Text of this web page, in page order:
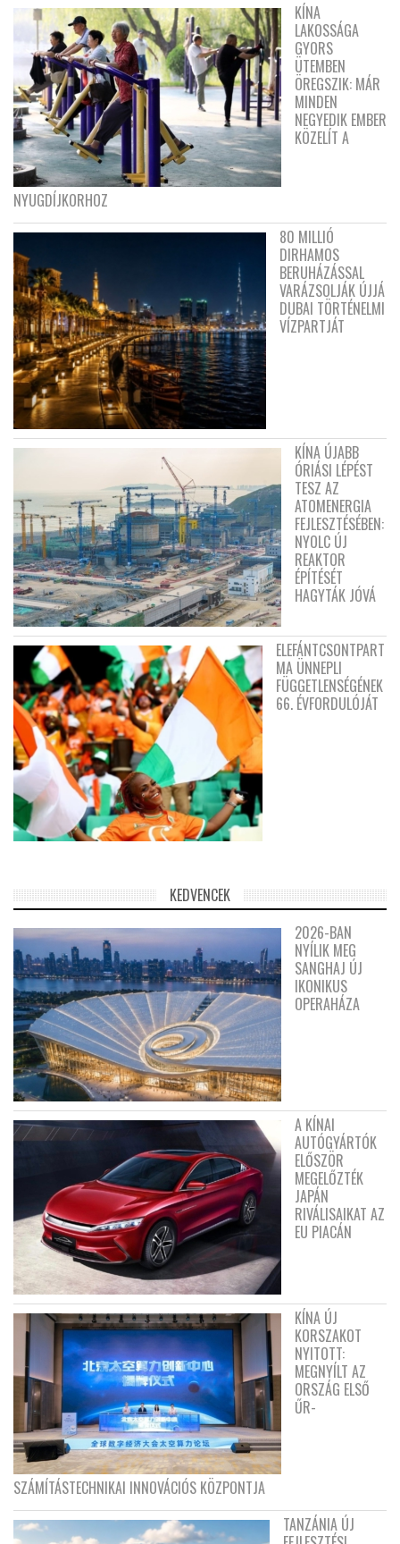
KÍNA
LAKOSSÁGA
GYORS
ÜTEMBEN
ÖREGSZIK: MÁR
MINDEN
NEGYEDIK EMBER
KÖZELÍT A
NYUGDÍJKORHOZ
80 MILLIÓ
DIRHAMOS
BERUHÁZÁSSAL
VARÁZSOLJÁK ÚJJÁ
DUBAI TÖRTÉNELMI
VÍZPARTJÁT
KÍNA ÚJABB
ÓRIÁSI LÉPÉST
TESZ AZ
ATOMENERGIA
FEJLESZTÉSÉBEN:
NYOLC ÚJ
REAKTOR
ÉPÍTÉSÉT
HAGYTÁK JÓVÁ
ELEFÁNTCSONTPART
MA ÜNNEPLI
FÜGGETLENSÉGÉNEK
66. ÉVFORDULÓJÁT
KEDVENCEK
2026-BAN
NYÍLIK MEG
SANGHAJ ÚJ
IKONIKUS
OPERAHÁZA
A KÍNAI
AUTÓGYÁRTÓK
ELŐSZÖR
MEGELŐZTÉK
JAPÁN
RIVÁLISAIKAT AZ
EU PIACÁN
KÍNA ÚJ
KORSZAKOT
NYITOTT:
MEGNYÍLT AZ
ORSZÁG ELSŐ
ŰR-
SZÁMÍTÁSTECHNIKAI INNOVÁCIÓS KÖZPONTJA
TANZÁNIA ÚJ